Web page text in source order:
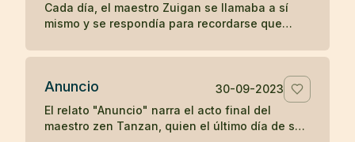
Cada día, el maestro Zuigan se llamaba a sí
mismo y se respondía para recordarse que
engañar. Un koan sobre la vigilancia interior.
Anuncio
30-09-2023
El relato "Anuncio" narra el acto final del
maestro zen Tanzan, quien el último día de su